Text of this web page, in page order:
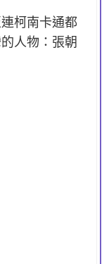
柯南卡通都
人物：張朝